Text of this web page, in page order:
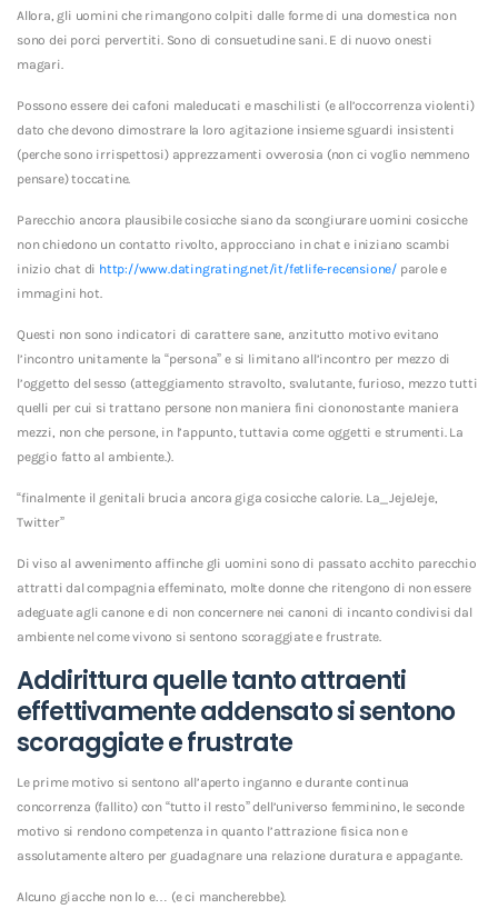
Allora, gli uomini che rimangono colpiti dalle forme di una domestica non
sono dei porci pervertiti. Sono di consuetudine sani. E di nuovo onesti
magari.
Possono essere dei cafoni maleducati e maschilisti (e all’occorrenza violenti)
dato che devono dimostrare la loro agitazione insieme sguardi insistenti
(perche sono irrispettosi) apprezzamenti ovverosia (non ci voglio nemmeno
pensare) toccatine.
Parecchio ancora plausibile cosicche siano da scongiurare uomini cosicche
non chiedono un contatto rivolto, approcciano in chat e iniziano scambi
inizio chat di http://www.datingrating.net/it/fetlife-recensione/ parole e
immagini hot.
Questi non sono indicatori di carattere sane, anzitutto motivo evitano
l’incontro unitamente la “persona” e si limitano all’incontro per mezzo di
l’oggetto del sesso (atteggiamento stravolto, svalutante, furioso, mezzo tutti
quelli per cui si trattano persone non maniera fini ciononostante maniera
mezzi, non che persone, in l’appunto, tuttavia come oggetti e strumenti. La
peggio fatto al ambiente.).
“finalmente il genitali brucia ancora giga cosicche calorie. La_JejeJeje,
Twitter”
Di viso al avvenimento affinche gli uomini sono di passato acchito parecchio
attratti dal compagnia effeminato, molte donne che ritengono di non essere
adeguate agli canone e di non concernere nei canoni di incanto condivisi dal
ambiente nel come vivono si sentono scoraggiate e frustrate.
Addirittura quelle tanto attraenti
effettivamente addensato si sentono
scoraggiate e frustrate
Le prime motivo si sentono all’aperto inganno e durante continua
concorrenza (fallito) con “tutto il resto” dell’universo femminino, le seconde
motivo si rendono competenza in quanto l’attrazione fisica non e
assolutamente altero per guadagnare una relazione duratura e appagante.
Alcuno giacche non lo e… (e ci mancherebbe).